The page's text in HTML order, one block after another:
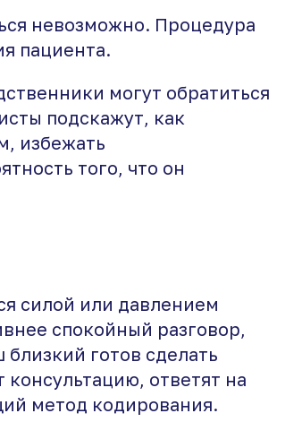
невозможно. Процедура
пациента.
могут обратиться
подскажут, как
избежать
того, что он
силой или давлением
спокойный разговор,
готов сделать
ответят на
метод кодирования.